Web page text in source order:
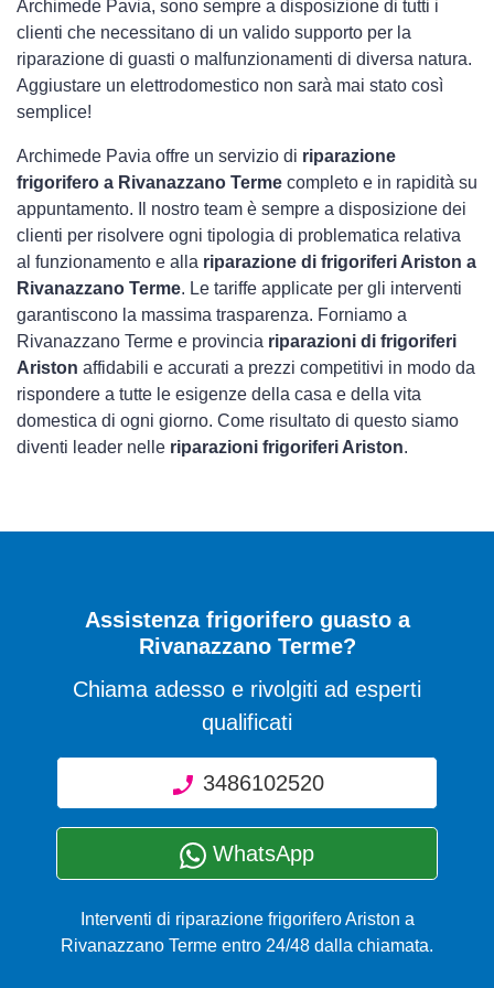
Archimede Pavia, sono sempre a disposizione di tutti i
clienti che necessitano di un valido supporto per la
riparazione di guasti o malfunzionamenti di diversa natura.
Aggiustare un elettrodomestico non sarà mai stato così
semplice!
Archimede Pavia offre un servizio di riparazione
frigorifero a Rivanazzano Terme completo e in rapidità su
appuntamento. Il nostro team è sempre a disposizione dei
clienti per risolvere ogni tipologia di problematica relativa
al funzionamento e alla riparazione di frigoriferi Ariston a
Rivanazzano Terme. Le tariffe applicate per gli interventi
garantiscono la massima trasparenza. Forniamo a
Rivanazzano Terme e provincia riparazioni di frigoriferi
Ariston affidabili e accurati a prezzi competitivi in modo da
rispondere a tutte le esigenze della casa e della vita
domestica di ogni giorno. Come risultato di questo siamo
diventi leader nelle riparazioni frigoriferi Ariston.
Assistenza frigorifero guasto a
Rivanazzano Terme?
Chiama adesso e rivolgiti ad esperti
qualificati
3486102520
WhatsApp
Interventi di riparazione frigorifero Ariston a
Rivanazzano Terme entro 24/48 dalla chiamata.